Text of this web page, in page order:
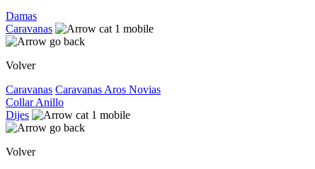
Damas
Caravanas
Volver
Caravanas Caravanas Aros Novias
CollarAnillo
Dijes
Volver